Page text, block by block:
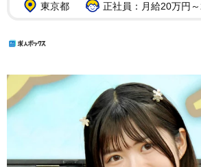
東京都
正社員：月給20万円